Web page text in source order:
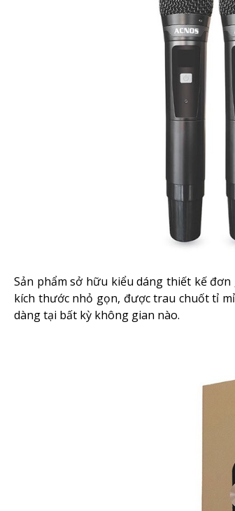
Sản phẩm sở hữu kiểu dáng thiết kế
kích thước nhỏ gọn, được trau chuốt tỉ
dàng tại bất kỳ không gian nào.